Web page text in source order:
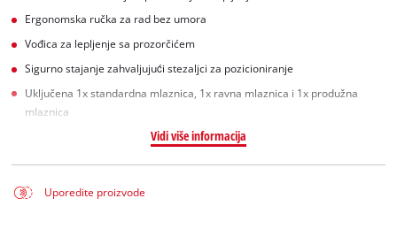
Ergonomska ručka za rad bez umora
Vođica za lepljenje sa prozorčićem
Sigurno stajanje zahvaljujući stezaljci za pozicioniranje
Uključena 1x standardna mlaznica, 1x ravna mlaznica i 1x produžna
mlaznica
Vidi više informacija
Uporedite proizvode